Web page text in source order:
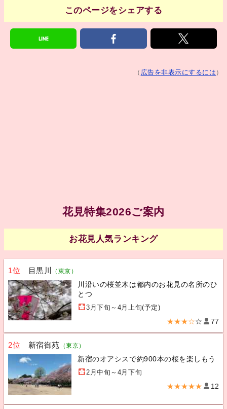
このページをシェアする
（ 広告を非表示にするには ）
花見特集2026ご案内
お花見人気ランキング
1位 目黒川 （東京）
川沿いの桜並木は都内のお花見の名所のひ
とつ
3月下旬～4月上旬(予定)
★★★☆☆ 77
2位 新宿御苑 （東京）
新宿のオアシスで約900本の桜を楽しもう
2月中旬～4月下旬
★★★★★ 12